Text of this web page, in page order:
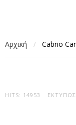
Αρχική / Cabrio
HITS: 14953